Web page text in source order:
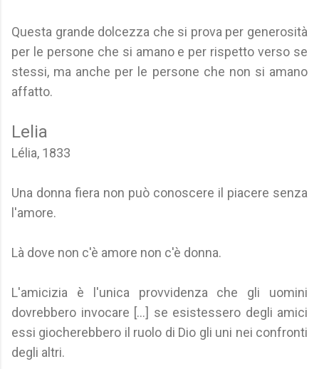
Questa grande dolcezza che si prova per generosità
per le persone che si amano e per rispetto verso se
stessi, ma anche per le persone che non si amano
affatto.
Lelia
Lélia, 1833
Una donna fiera non può conoscere il piacere senza
l'amore.
Là dove non c'è amore non c'è donna.
L'amicizia è l'unica provvidenza che gli uomini
dovrebbero invocare [...] se esistessero degli amici
essi giocherebbero il ruolo di Dio gli uni nei confronti
degli altri.